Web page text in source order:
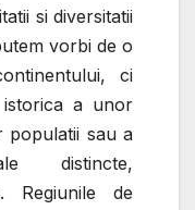
si diversitatii
vorbi de o
ci
a unor
populatii sau a
distincte,
Regiunile de